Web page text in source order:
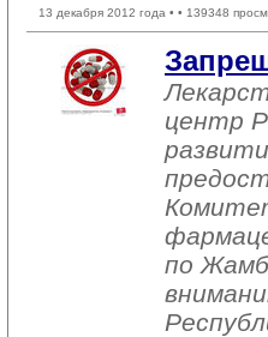
13 декабря 2012 года • • 139348
центр
по